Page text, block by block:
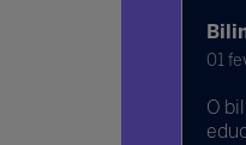
01
O